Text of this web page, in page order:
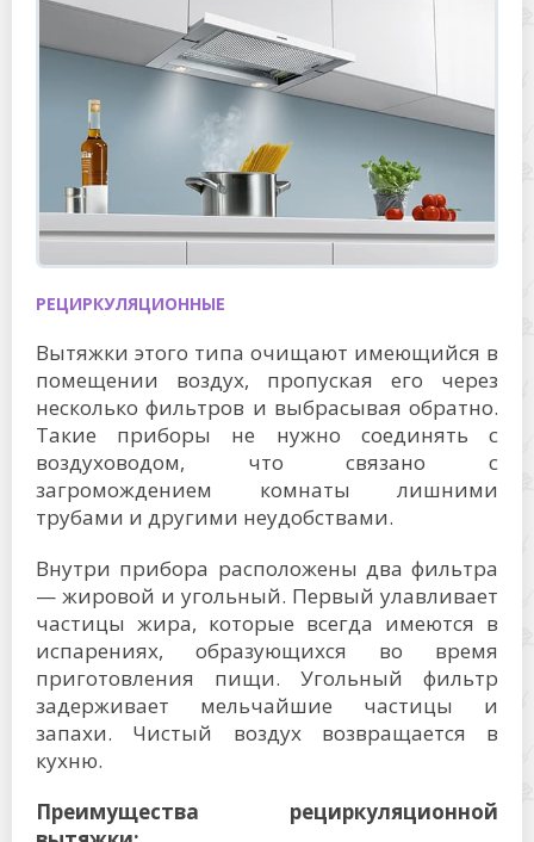
РЕЦИРКУЛЯЦИОННЫЕ
Вытяжки этого типа очищают имеющийся в
помещении воздух, пропуская его через
несколько фильтров и выбрасывая обратно.
Такие приборы не нужно соединять с
воздуховодом, что связано с
загромождением комнаты лишними
трубами и другими неудобствами.
Внутри прибора расположены два фильтра
— жировой и угольный. Первый улавливает
частицы жира, которые всегда имеются в
испарениях, образующихся во время
приготовления пищи. Угольный фильтр
задерживает мельчайшие частицы и
запахи. Чистый воздух возвращается в
кухню.
Преимущества рециркуляционной